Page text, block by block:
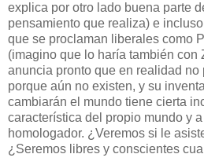
explica por otro lado buena parte
pensamiento que realiza) e
que se proclaman liberales como
(imagino que lo haría también con
anuncia pronto que en realidad no
porque aún no existen, y su
cambiarán el mundo tiene cierta
característica del propio mundo y
homologador. ¿Veremos si le
¿Seremos libres y conscientes